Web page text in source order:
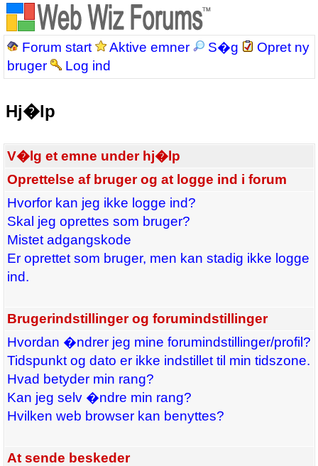
Forum start Aktive emner S�g
Opret ny
bruger
Log ind
Hj�lp
V�lg et emne under hj�lp
Oprettelse af bruger og at logge ind i forum
Hvorfor kan jeg ikke logge ind?
Skal jeg oprettes som bruger?
Mistet adgangskode
Er oprettet som bruger, men kan stadig ikke logge
ind.
Brugerindstillinger og forumindstillinger
Hvordan �ndrer jeg mine forumindstillinger/profil?
Tidspunkt og dato er ikke indstillet til min tidszone.
Hvad betyder min rang?
Kan jeg selv �ndre min rang?
Hvilken web browser kan benyttes?
At sende beskeder